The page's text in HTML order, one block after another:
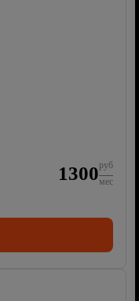
1300руб
мес